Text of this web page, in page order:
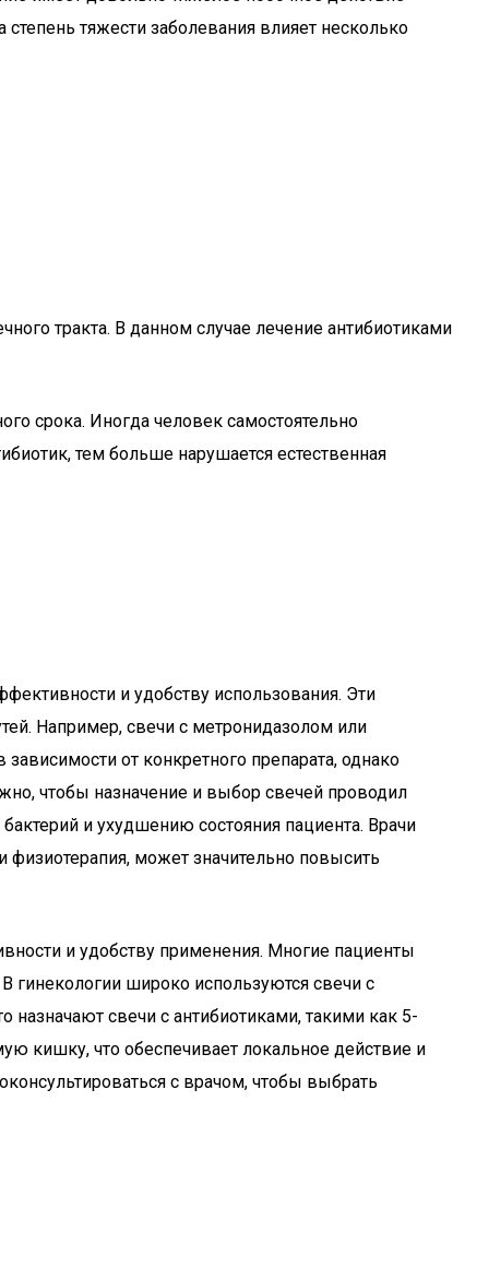
тяжести заболевания влияет несколько
тракта. В данном случае лечение антибиотиками
срока. Иногда человек самостоятельно
тем больше нарушается естественная
и удобству использования. Эти
Например, свечи с метронидазолом или
от конкретного препарата, однако
чтобы назначение и выбор свечей проводил
и ухудшению состояния пациента. Врачи
физиотерапия, может значительно повысить
и удобству применения. Многие пациенты
гинекологии широко используются свечи с
свечи с антибиотиками, такими как 5-
кишку, что обеспечивает локальное действие и
с врачом, чтобы выбрать